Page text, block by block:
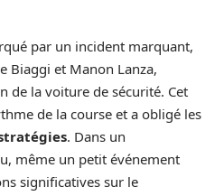
par un incident marquant,
Biaggi et Manon Lanza,
de la voiture de sécurité. Cet
de la course et a obligé les
. Dans un
même un petit événement
significatives sur le